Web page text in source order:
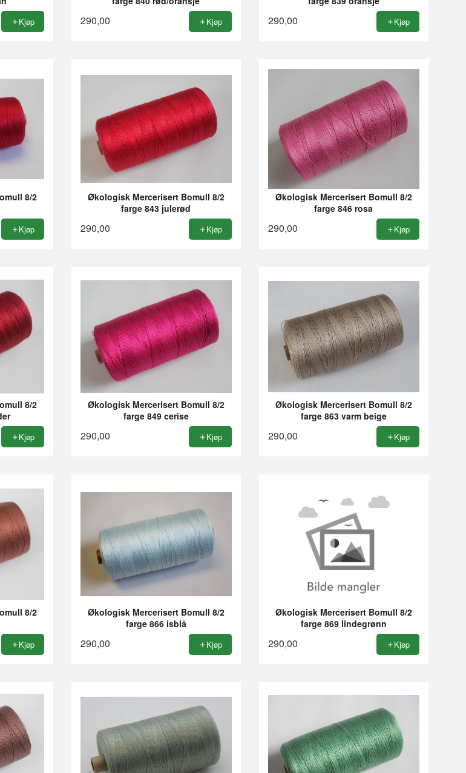
Kjøp 290,00 Kjøp 290,00 Kjøp
8/2
Kjøp
Økologisk Mercerisert Bomull 8/2
farge 843 julerød
290,00 Kjøp
Økologisk Mercerisert Bomull 8/2
farge 846 rosa
290,00 Kjøp
8/2
Kjøp
Økologisk Mercerisert Bomull 8/2
farge 849 cerise
290,00 Kjøp
Økologisk Mercerisert Bomull 8/2
farge 863 varm beige
290,00 Kjøp
8/2
Kjøp
Økologisk Mercerisert Bomull 8/2
farge 866 isblå
290,00 Kjøp
Økologisk Mercerisert Bomull 8/2
farge 869 lindegrønn
290,00 Kjøp